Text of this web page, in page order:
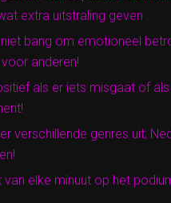
extra uitstraling geven .
bang om emotioneel
anderen!
als er iets misgaat of
verschillende genres uit;
van elke minuut op het